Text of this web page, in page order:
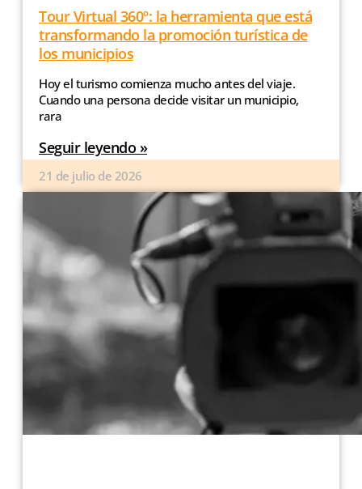
Tour Virtual 360º: la herramienta que está
transformando la promoción turística de
los municipios
Hoy el turismo comienza mucho antes del viaje.
Cuando una persona decide visitar un municipio,
rara
Seguir leyendo »
21 de julio de 2026